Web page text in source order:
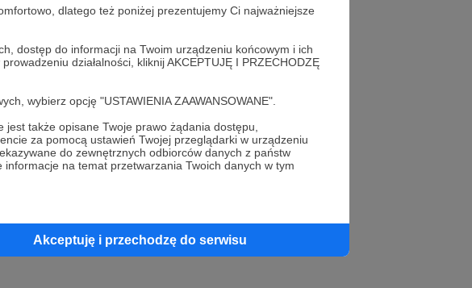
dlatego też poniżej prezentujemy Ci najważniejsze
dostęp do informacji na Twoim urządzeniu końcowym i ich
działalności, kliknij AKCEPTUJĘ I PRZECHODZĘ
wybierz opcję "USTAWIENIA ZAAWANSOWANE".
jest także opisane Twoje prawo żądania dostępu,
za pomocą ustawień Twojej przeglądarki w urządzeniu
do zewnętrznych odbiorców danych z państw
na temat przetwarzania Twoich danych w tym
Akceptuję i przechodzę do serwisu